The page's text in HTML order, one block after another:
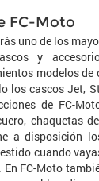
FC-Moto
uno de los
y
modelos de
los cascos Jet,
de FC-
chaquetas
a disposición
cuando
FC-Moto